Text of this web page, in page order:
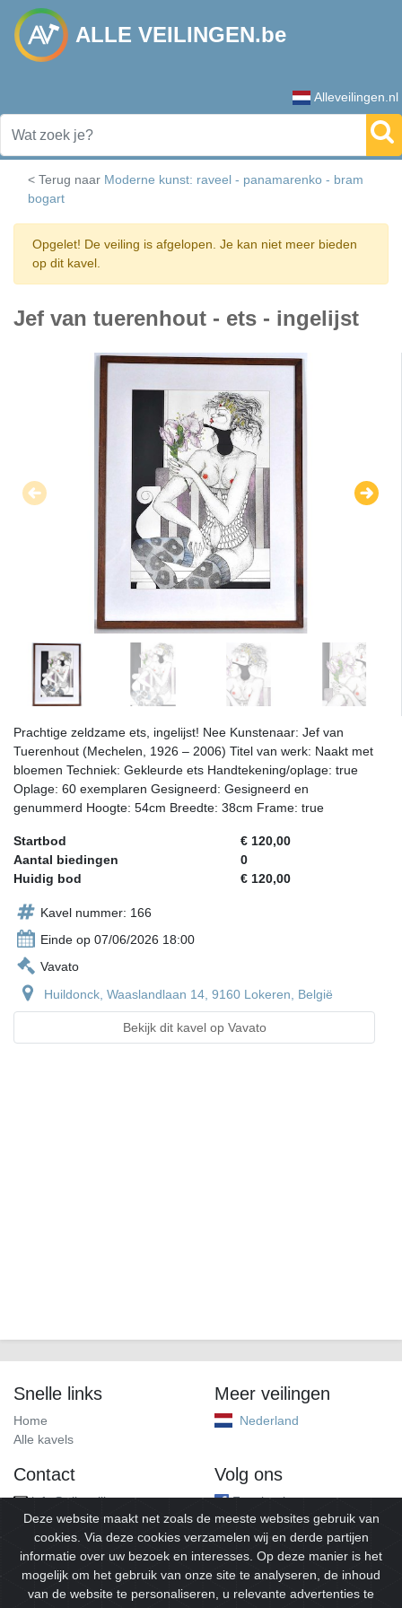
ALLE VEILINGEN.be
Alleveilingen.nl
< Terug naar Moderne kunst: raveel - panamarenko - bram
bogart
Opgelet! De veiling is afgelopen. Je kan niet meer bieden
op dit kavel.
Jef van tuerenhout - ets - ingelijst
Prachtige zeldzame ets, ingelijst! Nee Kunstenaar: Jef van
Tuerenhout (Mechelen, 1926 – 2006) Titel van werk: Naakt met
bloemen Techniek: Gekleurde ets Handtekening/oplage: true
Oplage: 60 exemplaren Gesigneerd: Gesigneerd en
genummerd Hoogte: 54cm Breedte: 38cm Frame: true
Startbod
€ 120,00
Aantal biedingen
0
Huidig bod
€ 120,00
Kavel nummer: 166
Einde op 07/06/2026 18:00
Vavato
Huildonck, Waaslandlaan 14, 9160 Lokeren, België
Bekijk dit kavel op Vavato
Snelle links
Home
Alle kavels
Meer veilingen
Nederland
Contact
info@alleveilingen.net
Volg ons
Facebook
Deze website maakt net zoals de meeste websites gebruik van
cookies. Via deze cookies verzamelen wij en derde partijen
informatie over uw bezoek en interesses. Op deze manier is het
mogelijk om het gebruik van onze site te analyseren, de inhoud
van de website te personaliseren, u relevante advertenties te